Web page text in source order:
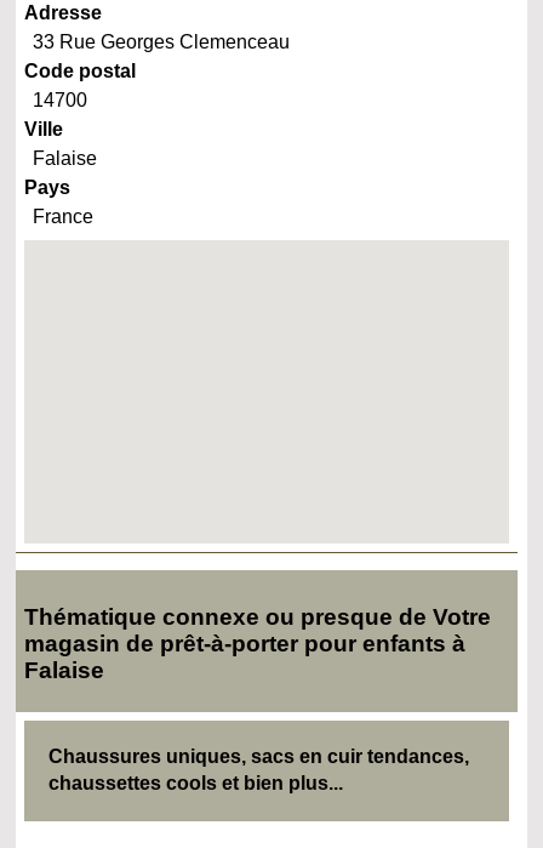
Adresse
33 Rue Georges Clemenceau
Code postal
14700
Ville
Falaise
Pays
France
Thématique connexe ou presque de Votre
magasin de prêt-à-porter pour enfants à
Falaise
Chaussures uniques, sacs en cuir tendances,
chaussettes cools et bien plus...